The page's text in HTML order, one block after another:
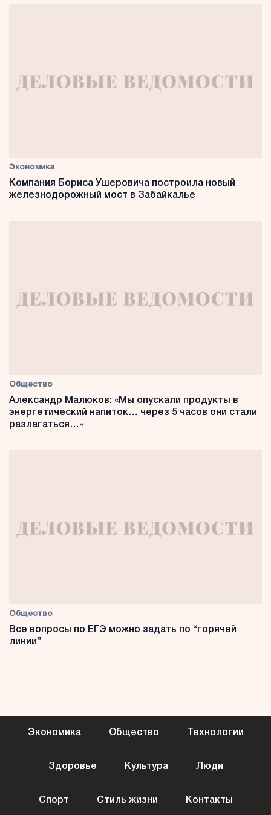
Экономика
Компания Бориса Ушеровича построила новый
железнодорожный мост в Забайкалье
Общество
Александр Малюков: «Мы опускали продукты в
энергетический напиток… через 5 часов они стали
разлагаться…»
Общество
Все вопросы по ЕГЭ можно задать по “горячей
линии”
Экономика Общество Технологии
Здоровье Культура Люди
Спорт Стиль жизни Контакты